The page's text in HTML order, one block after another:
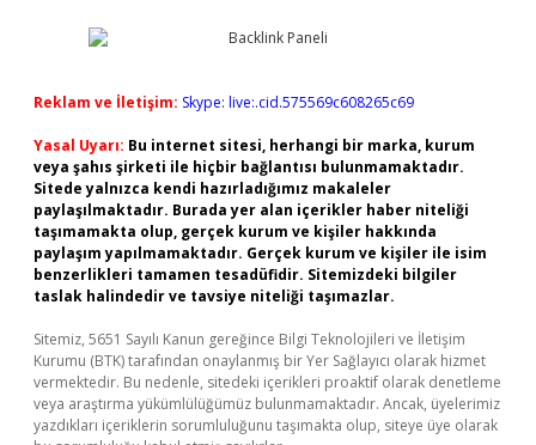
Reklam ve İletişim: Skype: live:.cid.575569c608265c69
Yasal Uyarı: Bu internet sitesi, herhangi bir marka, kurum
veya şahıs şirketi ile hiçbir bağlantısı bulunmamaktadır.
Sitede yalnızca kendi hazırladığımız makaleler
paylaşılmaktadır. Burada yer alan içerikler haber niteliği
taşımamakta olup, gerçek kurum ve kişiler hakkında
paylaşım yapılmamaktadır. Gerçek kurum ve kişiler ile isim
benzerlikleri tamamen tesadüfidir. Sitemizdeki bilgiler
taslak halindedir ve tavsiye niteliği taşımazlar.
Sitemiz, 5651 Sayılı Kanun gereğince Bilgi Teknolojileri ve İletişim
Kurumu (BTK) tarafından onaylanmış bir Yer Sağlayıcı olarak hizmet
vermektedir. Bu nedenle, sitedeki içerikleri proaktif olarak denetleme
veya araştırma yükümlülüğümüz bulunmamaktadır. Ancak, üyelerimiz
yazdıkları içeriklerin sorumluluğunu taşımakta olup, siteye üye olarak